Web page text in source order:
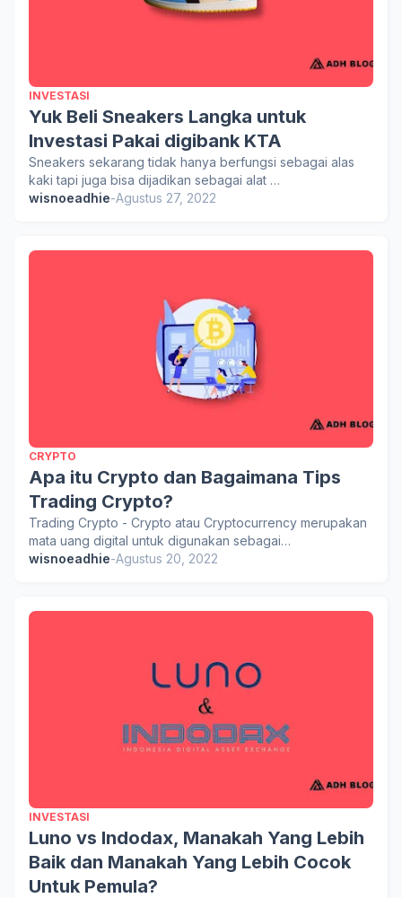
INVESTASI
Yuk Beli Sneakers Langka untuk
Investasi Pakai digibank KTA
Sneakers sekarang tidak hanya berfungsi sebagai alas
kaki tapi juga bisa dijadikan sebagai alat …
wisnoeadhie-Agustus 27, 2022
CRYPTO
Apa itu Crypto dan Bagaimana Tips
Trading Crypto?
Trading Crypto - Crypto atau Cryptocurrency merupakan
mata uang digital untuk digunakan sebagai…
wisnoeadhie-Agustus 20, 2022
INVESTASI
Luno vs Indodax, Manakah Yang Lebih
Baik dan Manakah Yang Lebih Cocok
Untuk Pemula?